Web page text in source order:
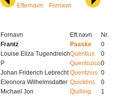
Efternavn
Fornavn
Fornavn Eft.navn
Nr.
Frantz
Paaske
0
Louise Eliza TugendreichQuentius
0
P
Quentozius0
Johan Friderich Lebrecht Quentzius 0
Eleonora Wilhelmsdatter Quicklins
0
Michael Jon
Quilling
1